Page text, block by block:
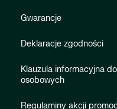
Gwarancje
Deklaracje zgodności
Klauzula informacyjna
osobowych
Regulaminy akcji